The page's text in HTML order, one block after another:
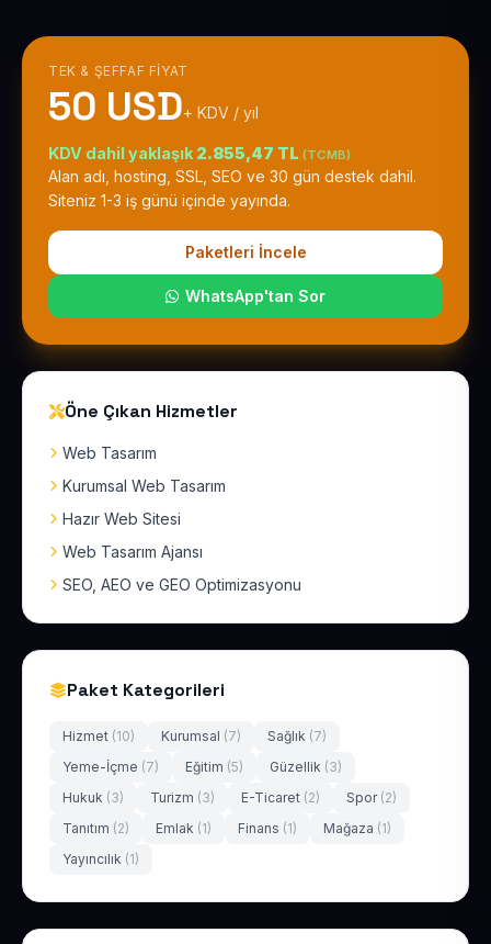
TEK & ŞEFFAF FIYAT
50 USD+ KDV / yıl
KDV dahil yaklaşık 2.855,47 TL (TCMB)
Alan adı, hosting, SSL, SEO ve 30 gün destek dahil.
Siteniz 1-3 iş günü içinde yayında.
Paketleri İncele
WhatsApp'tan Sor
Öne Çıkan Hizmetler
Web Tasarım
Kurumsal Web Tasarım
Hazır Web Sitesi
Web Tasarım Ajansı
SEO, AEO ve GEO Optimizasyonu
Paket Kategorileri
Hizmet (10) Kurumsal (7) Sağlık (7)
Yeme-İçme (7) Eğitim (5) Güzellik (3)
Hukuk (3) Turizm (3) E-Ticaret (2) Spor (2)
Tanıtım (2) Emlak (1) Finans (1) Mağaza (1)
Yayıncılık (1)